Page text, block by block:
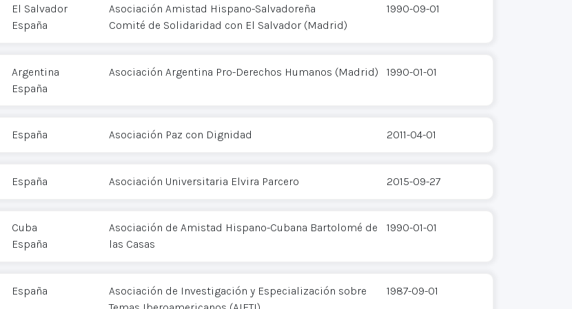
El Salvador
España
Asociación Amistad Hispano-Salvadoreña
Comité de Solidaridad con El Salvador (Madrid)
1990-09-01
Argentina
España
Asociación Argentina Pro-Derechos Humanos (Madrid) 1990-01-01
España Asociación Paz con Dignidad 2011-04-01
España Asociación Universitaria Elvira Parcero 2015-09-27
Cuba
España
Asociación de Amistad Hispano-Cubana Bartolomé de
las Casas
1990-01-01
España
Asociación de Investigación y Especialización sobre
1987-09-01